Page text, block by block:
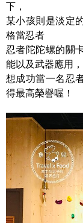
下，
某小孩則是淡定
格當忍者
忍者陀陀螺的關
能以及武器應用，
想成功當一名忍
得最高榮譽喔！